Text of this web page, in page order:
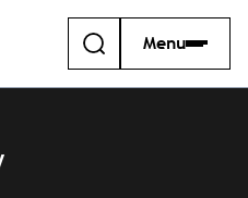
Menu